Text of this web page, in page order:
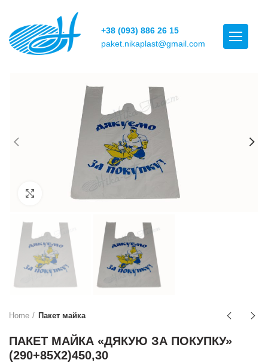
+38 (093) 886 26 15
paket.nikaplast@gmail.com
Click to enlarge
Home Пакет майка
ПАКЕТ МАЙКА «ДЯКУЮ ЗА ПОКУПКУ»
(290+85Х2)450,30